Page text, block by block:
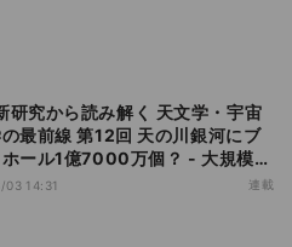
最前線 第12回 天の川銀河にブ
ール1億7000万個？ - 大規模計
その分布
03 14:31 連載